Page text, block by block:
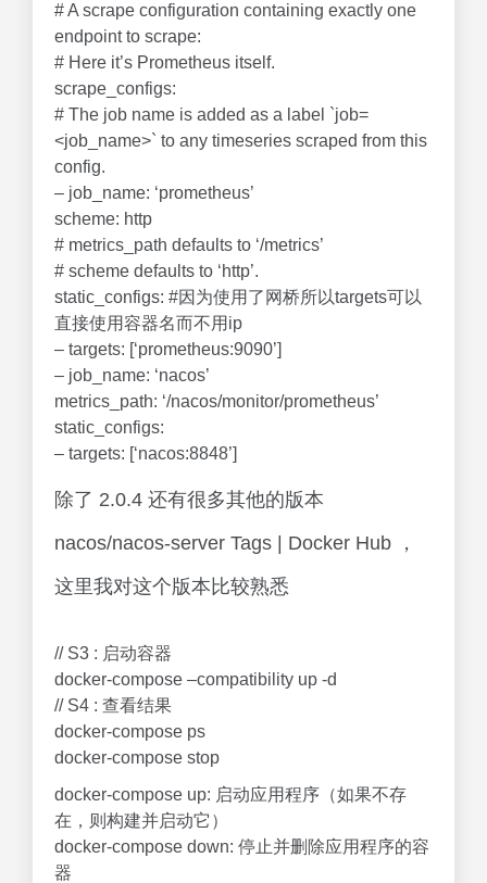
# A scrape configuration containing exactly one
endpoint to scrape:
# Here it’s Prometheus itself.
scrape_configs:
# The job name is added as a label `job=
<job_name>` to any timeseries scraped from this
config.
– job_name: ‘prometheus’
scheme: http
# metrics_path defaults to ‘/metrics’
# scheme defaults to ‘http’.
static_configs: #因为使用了网桥所以targets可以
直接使用容器名而不用ip
– targets: [‘prometheus:9090’]
– job_name: ‘nacos’
metrics_path: ‘/nacos/monitor/prometheus’
static_configs:
– targets: [‘nacos:8848’]
除了 2.0.4 还有很多其他的版本
nacos/nacos-server Tags | Docker Hub ，
这里我对这个版本比较熟悉
// S3 : 启动容器
docker-compose –compatibility up -d
// S4 : 查看结果
docker-compose ps
docker-compose stop
docker-compose up: 启动应用程序（如果不存
在，则构建并启动它）
docker-compose down: 停止并删除应用程序的容
器